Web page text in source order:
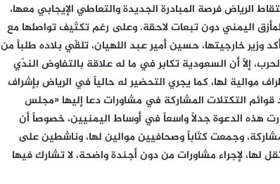
الرياض فرصة المبادرة الجديدة والتعاطي الإيجابي معها،
اليمني دون تبعات لاحقة. وعلى رغم تكثيف تواصلها مع
وزير خارجيتها، حسين أمير عبد اللهيان، تلقّي بلاده طلباً من
إلّا أن السعودية تكابر في ما له علاقة بالتفاوض الندّي
لها، كما يجري التحضير له حالياً في الرياض بإشراف
قوائم التكتلات المشاركة في مشاورات دعا إليها «مجلس
الشهر الجاري. وأثارت هذه الدعوة جدلاً واسعاً في أوساط اليمنيين، خصوصاً أن
وجمعت كتّاباً وصحافيين موالين لها، وناشطين على
لها، لإجراء مشاورات من دون أجندة واضحة، لا تشارك فيها